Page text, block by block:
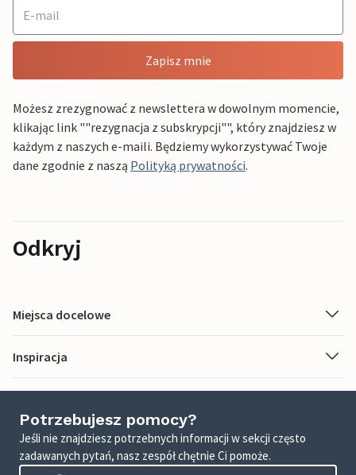
Zapisz mnie
Możesz zrezygnować z newslettera w dowolnym momencie,
klikając link ""rezygnacja z subskrypcji"", który znajdziesz w
każdym z naszych e-maili. Będziemy wykorzystywać Twoje
dane zgodnie z naszą Polityką prywatności.
Odkryj
Miejsca docelowe
Inspiracja
Potrzebujesz pomocy?
Jeśli nie znajdziesz potrzebnych informacji w sekcji często
zadawanych pytań, nasz zespół chętnie Ci pomoże.